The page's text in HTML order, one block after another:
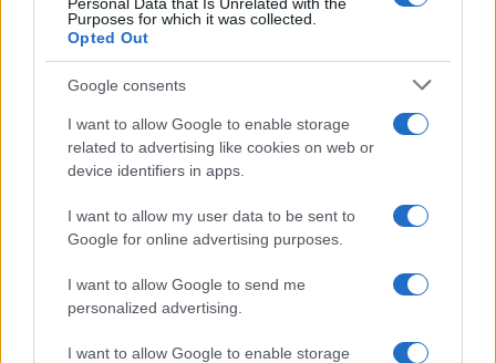
Purposes for which it was collected.
Opted Out
Google consents
I want to allow Google to enable storage
related to advertising like cookies on web or
device identifiers in apps.
I want to allow my user data to be sent to
Google for online advertising purposes.
I want to allow Google to send me
personalized advertising.
I want to allow Google to enable storage